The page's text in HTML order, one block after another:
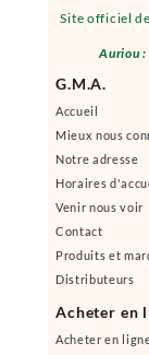
Site officiel
Auriou
G.M.A.
Accueil
Mieux nous
Notre adresse
Horaires
Venir nous voir
Contact
Produits et
Distributeurs
Acheter en
Acheter en